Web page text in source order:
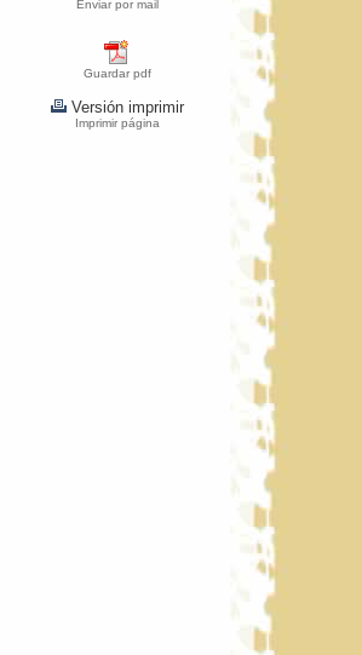
Enviar por mail
Guardar pdf
Versión imprimir
Imprimir página